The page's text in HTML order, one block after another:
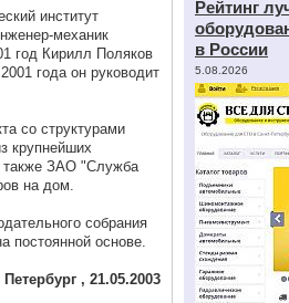
институт
механик
год Кирилл Поляков
года он руководит
со структурами
крупнейших
также ЗАО "Служба
на дом.
собрания
постоянной основе.
, 21.05.2003
Рейтинг
в России
5.08.2026